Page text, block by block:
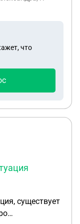
, где
что
существует